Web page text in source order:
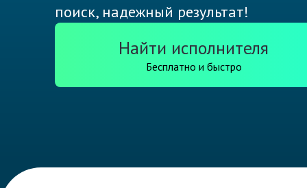
поиск, надежный результат!
Найти исполнителя
Бесплатно и быстро